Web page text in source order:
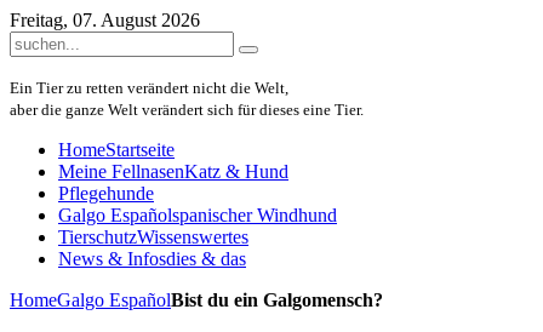
Freitag, 07. August 2026
Ein Tier zu retten verändert nicht die Welt,
aber die ganze Welt verändert sich für dieses eine Tier.
HomeStartseite
Meine FellnasenKatz & Hund
Pflegehunde
Galgo Españolspanischer Windhund
TierschutzWissenswertes
News & Infosdies & das
HomeGalgo EspañolBist du ein Galgomensch?